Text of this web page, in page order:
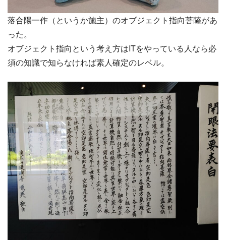
落合陽一作（というか施主）のオブジェクト指向菩薩があ
った。
オブジェクト指向という考え方はITをやっている人なら必
須の知識で知らなければ素人確定のレベル。